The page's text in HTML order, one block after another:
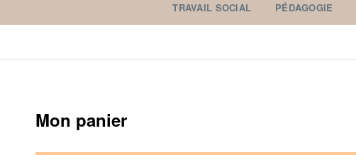
TRAVAIL SOCIAL PÉDAGOGIE
Mon panier